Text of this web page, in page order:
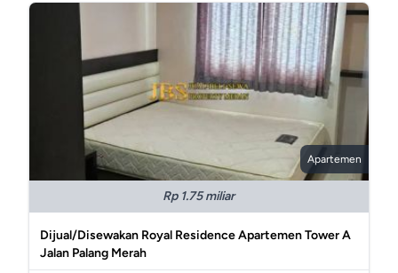
Apartemen
Rp 1.75 miliar
Dijual/Disewakan Royal Residence Apartemen Tower A
Jalan Palang Merah